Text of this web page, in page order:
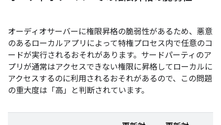
オーディオサーバーに権限昇格の脆弱性があるため、悪意
のあるローカルアプリによって特権プロセス内で任意のコ
ードが実行されるおそれがあります。サードパーティのア
プリが通常はアクセスできない権限に昇格してローカルに
アクセスするのに利用されるおそれがあるので、この問題
の重大度は「高」と判断されています。